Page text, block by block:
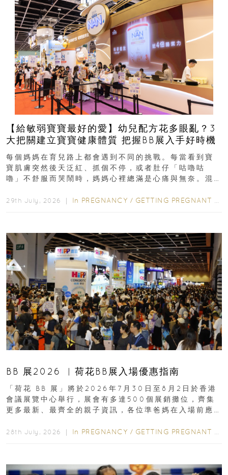
【給敏弱寶寶最好的愛】幼兒配方花多眼亂？3
大把關建立寶寶健康體質 把握BB展入手好時機
每個媽媽在育兒路上都會遇到不同的挑戰。每當看到寶
寶肌膚突然後天泛紅、抓個不停，或者肚仔「咕嚕咕
嚕」不舒服而哭鬧時，媽媽心裡總滿是心痛與無奈。混
29th July, 2026 ｜ In PREGNANCY / GETTING PREGNANT
BB 展2026 ︳荷花BB展入場優惠指南
「荷花 BB 展」將於2026年7月30日至8月2日於香港
會議展覽中心舉行，展會有多達500個展銷攤位，齊集
更多最新、最齊全的親子資訊，各位準爸媽在入場前應
28th July, 2026 ｜ In PREGNANCY / GETTING PREGNANT